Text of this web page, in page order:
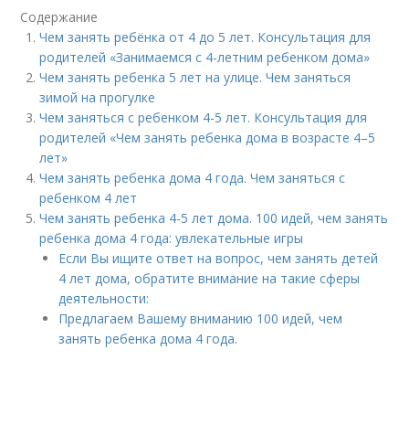
Содержание
Чем занять ребёнка от 4 до 5 лет. Консультация для
родителей «Занимаемся с 4-летним ребенком дома»
Чем занять ребенка 5 лет на улице. Чем заняться
зимой на прогулке
Чем заняться с ребенком 4-5 лет. Консультация для
родителей «Чем занять ребенка дома в возрасте 4–5
лет»
Чем занять ребенка дома 4 года. Чем заняться с
ребенком 4 лет
Чем занять ребенка 4-5 лет дома. 100 идей, чем занять
ребенка дома 4 года: увлекательные игры
Если Вы ищите ответ на вопрос, чем занять детей
4 лет дома, обратите внимание на такие сферы
деятельности:
Предлагаем Вашему вниманию 100 идей, чем
занять ребенка дома 4 года.